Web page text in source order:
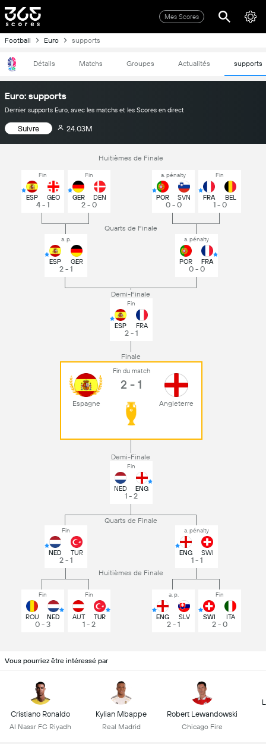
Mes Scores
Football Euro supports
Détails Matchs Groupes Actualités supports
Euro: supports
Dernier supports Euro, avec les matchs et les Scores en direct
Suivre 24.03M
Huitièmes de Finale
Fin
ESP GEO
4 - 1
Fin
GER DEN
2 - 0
a. pénalty
POR SVN
0 - 0
Fin
FRA BEL
1 - 0
Quarts de Finale
a. p.
ESP GER
2 - 1
a. pénalty
POR FRA
0 - 0
Demi-Finale
Fin
ESP FRA
2 - 1
Finale
Espagne
Fin du match
2 - 1
Angleterre
Huitièmes de Finale
Fin
ROU NED
0 - 3
Fin
AUT TUR
1 - 2
a. p.
ENG SLV
2 - 1
Fin
SWI ITA
2 - 0
Quarts de Finale
Fin
NED TUR
2 - 1
a. pénalty
ENG SWI
1 - 1
Demi-Finale
Fin
NED ENG
1 - 2
Vous pourriez être intéressé par
Cristiano Ronaldo
Al Nassr FC Riyadh
Kylian Mbappe
Real Madrid
Robert Lewandowski
Chicago Fire